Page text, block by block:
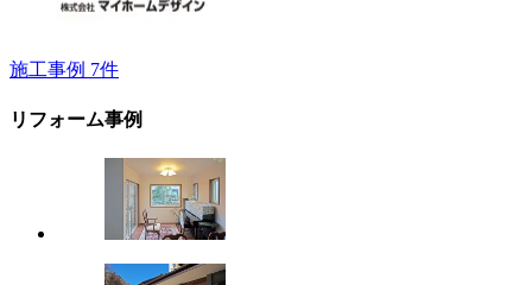
施工事例 7件
リフォーム事例